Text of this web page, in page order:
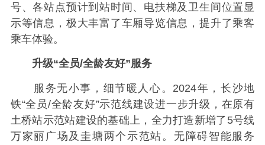
号、各站点预计到站时间、电扶梯及卫生间位置显
示等信息，极大丰富了车厢导览信息，提升了乘客
乘车体验。
升级“全员/全龄友好”服务
服务无小事，细节暖人心。2024年，长沙地
铁“全员/全龄友好”示范线建设进一步升级，在原有
土桥站示范站建设的基础上，全力打造新增了5号线
万家丽广场及圭塘两个示范站。无障碍智能服务